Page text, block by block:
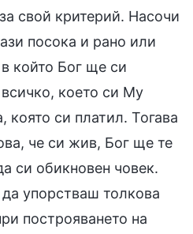
свой критерий. Насочи
посока и рано или
който Бог ще си
което си Му
която си платил. Тогава
че си жив, Бог ще те
си обикновен човек.
упорстваш толкова
построяването на